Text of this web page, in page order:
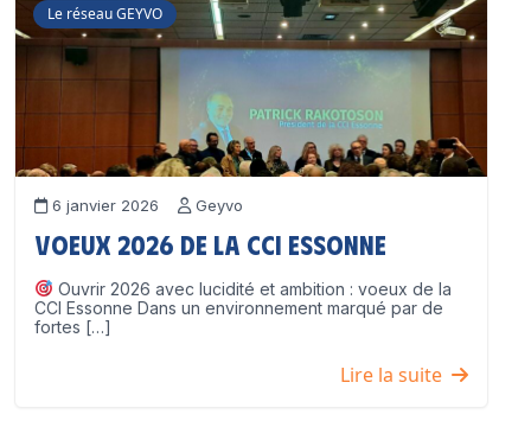
Le réseau GEYVO
6 janvier 2026 Geyvo
Voeux 2026 de la CCI Essonne
Ouvrir 2026 avec lucidité et ambition : voeux de la
CCI Essonne Dans un environnement marqué par de
fortes […]
Lire la suite